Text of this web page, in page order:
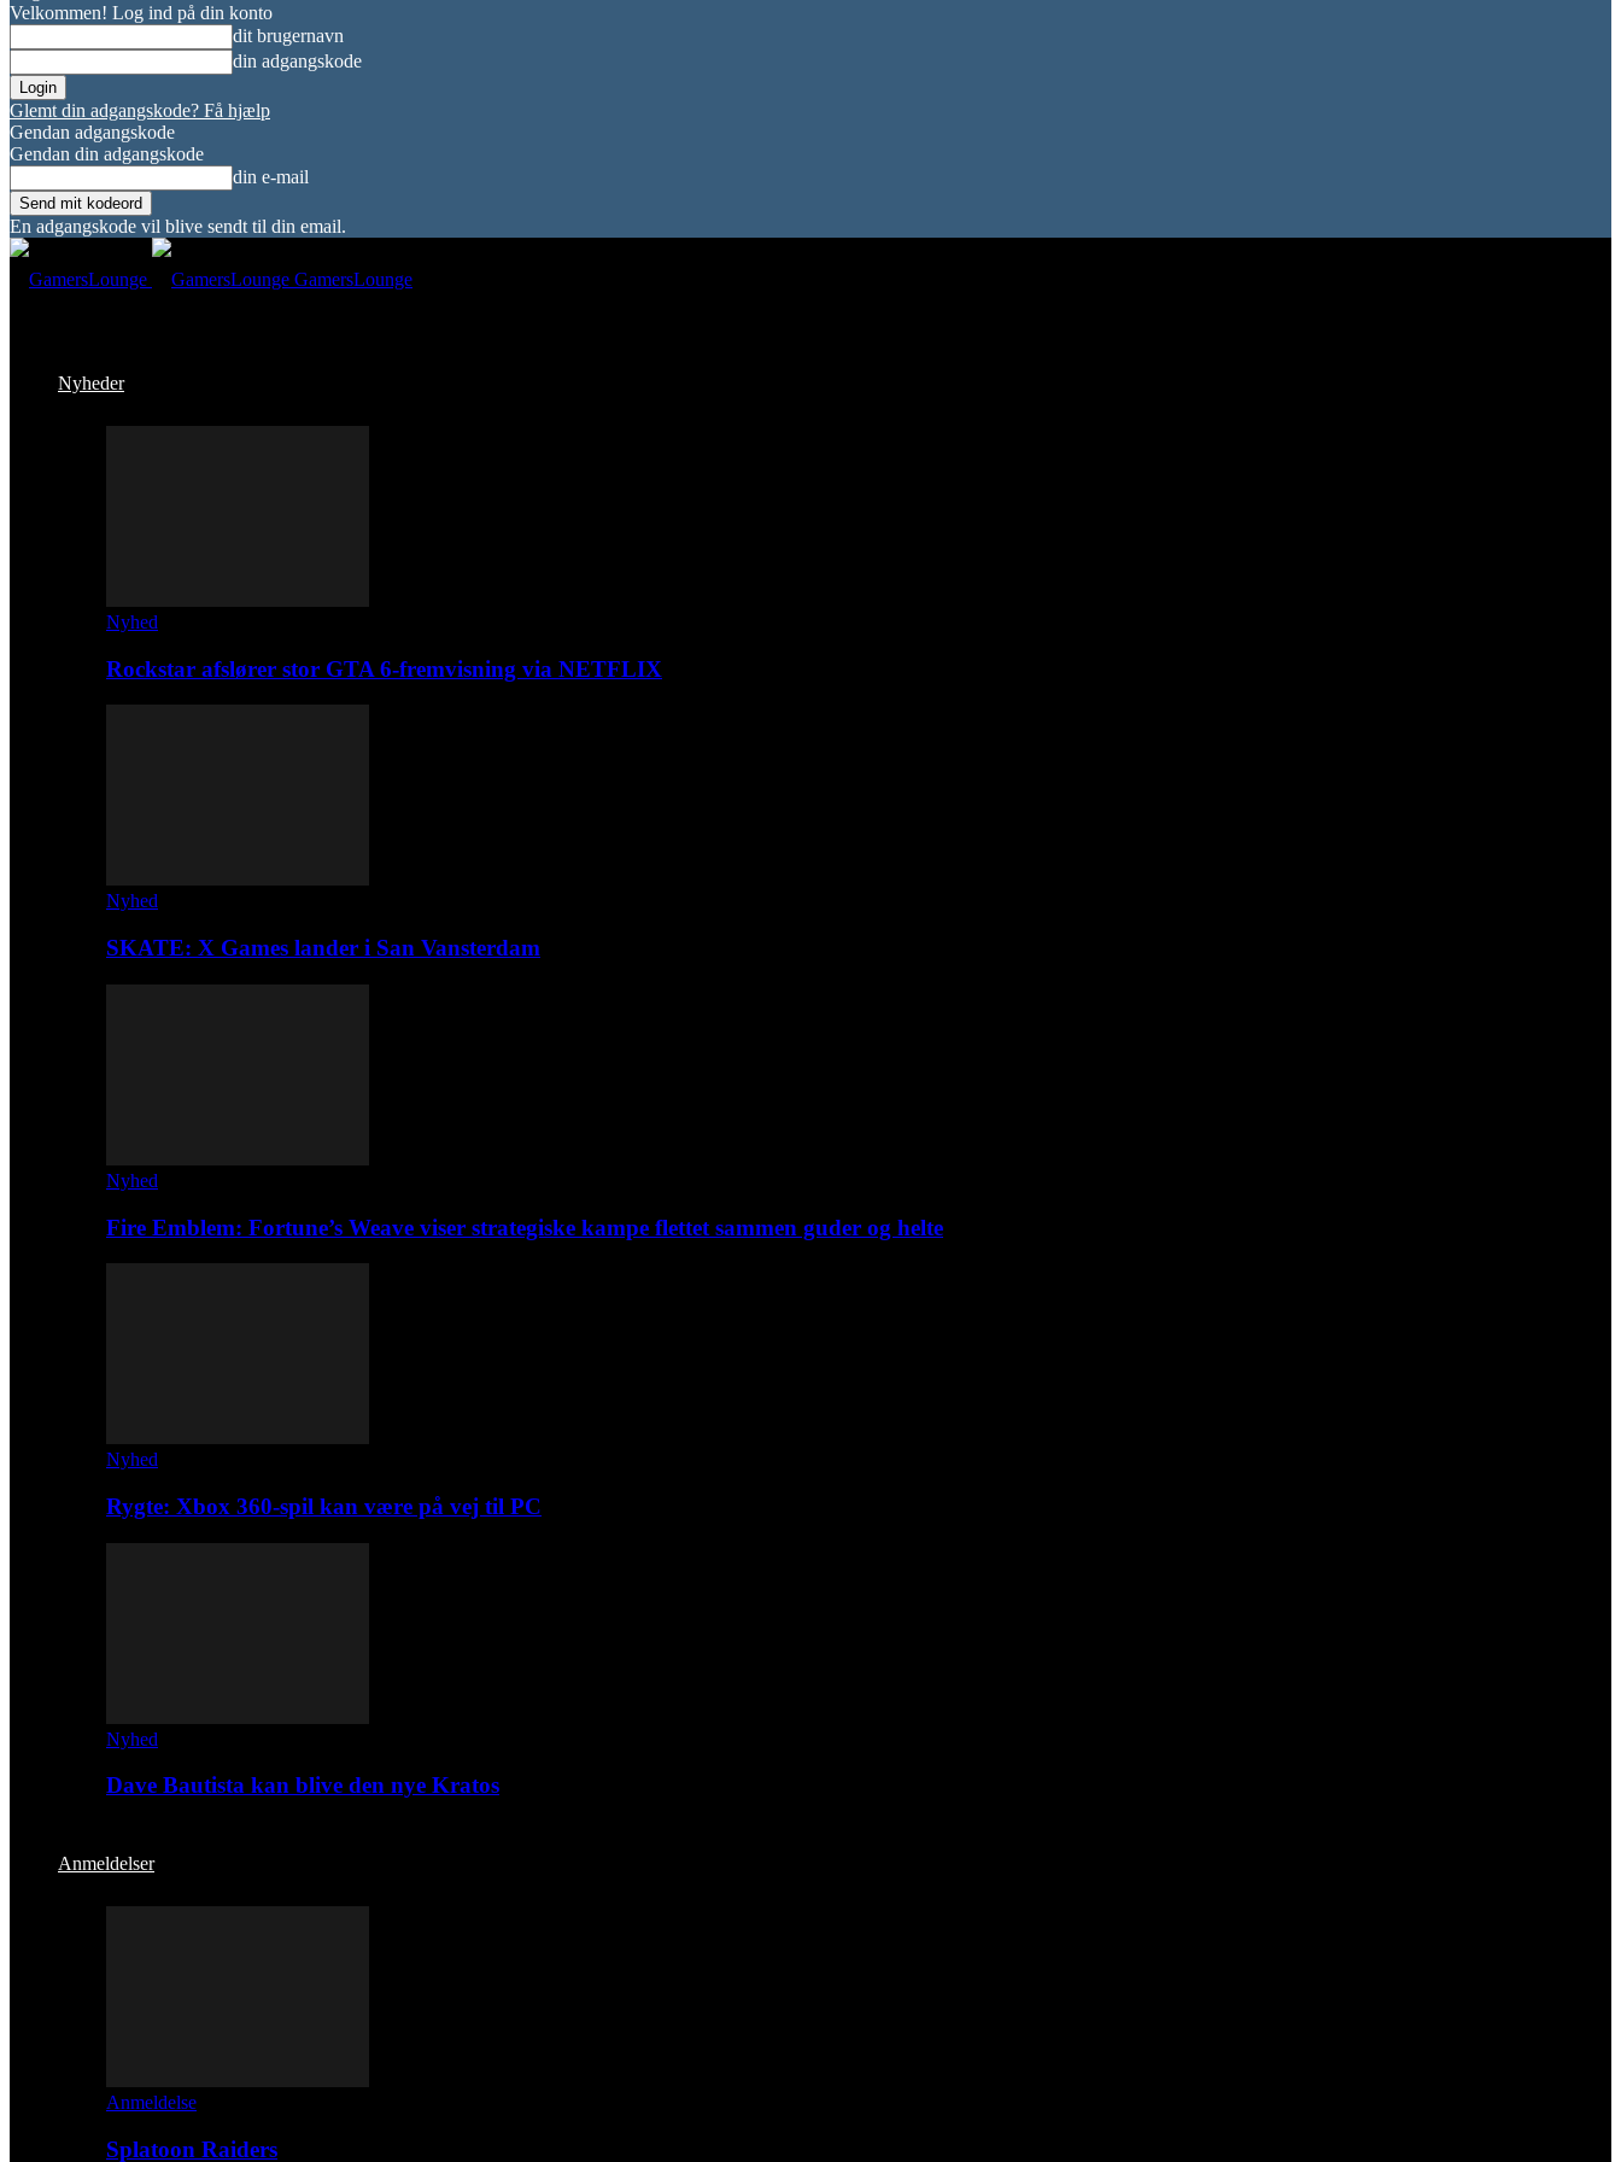
Velkommen! Log ind på din konto
dit brugernavn
din adgangskode
Glemt din adgangskode? Få hjælp
Gendan adgangskode
Gendan din adgangskode
din e-mail
En adgangskode vil blive sendt til din email.
GamersLounge
Nyheder
Nyhed
Rockstar afslører stor GTA 6-fremvisning via NETFLIX
Nyhed
SKATE: X Games lander i San Vansterdam
Nyhed
Fire Emblem: Fortune’s Weave viser strategiske kampe flettet sammen guder og helte
Nyhed
Rygte: Xbox 360-spil kan være på vej til PC
Nyhed
Dave Bautista kan blive den nye Kratos
Anmeldelser
Anmeldelse
Splatoon Raiders